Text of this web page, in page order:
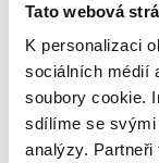
Tato webová
K personalizaci
sociálních médií
soubory cookie.
sdílíme se svými
analýzy. Partneři
opominutí,
nového